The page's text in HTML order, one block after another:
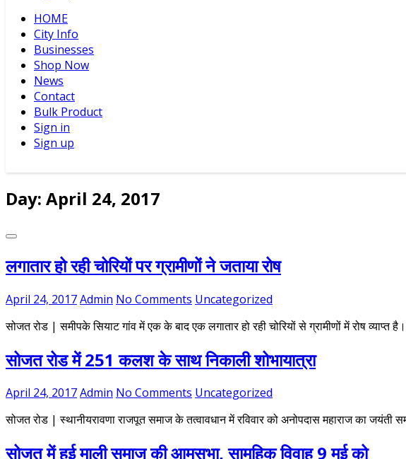
HOME
City Info
Businesses
Shop Now
News
Contact
Bulk Product
Sign in
Sign up
Day: April 24, 2017
लगातार हो रही चोरियों पर ग्रामीणों ने जताया रोष
April 24, 2017Admin No Comments Uncategorized
सोजत रोड | समीपके सियाट गांव में एक के बाद एक लगातार हो रही चोरियों से ग्रामीणों में रोष व्याप्त
सोजत रोड में 251 कलश के साथ निकाली शोभायात्रा
April 24, 2017Admin No Comments Uncategorized
सोजत रोड | स्थानीयरावणा राजपूत समाज के तत्वावधान में रविवार को अनोपदास महाराज का जयंती
सोजत में हुई माली समाज की आमसभा, सामूहिक विवाह 9 मई को